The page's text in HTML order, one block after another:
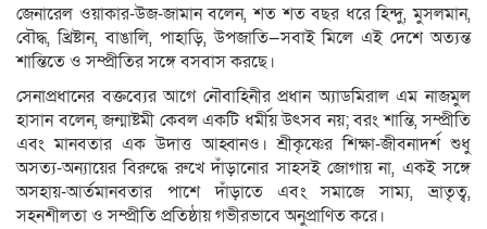
জেনারেল ওয়াকার-উজ-জামান বলেন, শত শত বছর ধরে হিন্দু, মুসলমান,
বৌদ্ধ, খ্রিষ্টান, বাঙালি, পাহাড়ি, উপজাতি—সবাই মিলে এই দেশে অত্যন্ত
শান্তিতে ও সম্প্রীতির সঙ্গে বসবাস করছে।
সেনাপ্রধানের বক্তব্যের আগে নৌবাহিনীর প্রধান অ্যাডমিরাল এম নাজমুল
হাসান বলেন, জন্মাষ্টমী কেবল একটি ধর্মীয় উৎসব নয়; বরং শান্তি, সম্প্রীতি
এবং মানবতার এক উদাত্ত আহ্বানও। শ্রীকৃষ্ণের শিক্ষা-জীবনাদর্শ শুধু
অসত্য-অন্যায়ের বিরুদ্ধে রুখে দাঁড়ানোর সাহসই জোগায় না, একই সঙ্গে
অসহায়-আর্তমানবতার পাশে দাঁড়াতে এবং সমাজে সাম্য, ভ্রাতৃত্ব,
সহনশীলতা ও সম্প্রীতি প্রতিষ্ঠায় গভীরভাবে অনুপ্রাণিত করে।